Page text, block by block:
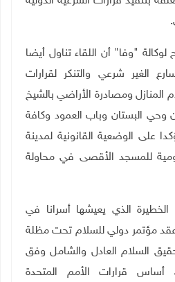
.
"وفا" أن اللقاء تناول أيضا
الغير شرعي والتنكر لقرارات
المنازل ومصادرة الأراضي بالشيخ
البستان وباب العمود وكافة
على الوضعية القانونية لمدينة
للمسجد الأقصى في محاولة
الخطيرة الذي يعيشها أسرانا في
مؤتمر دولي للسلام تحت مظلة
السلام العادل والشامل وفق
قرارات الأمم المتحدة